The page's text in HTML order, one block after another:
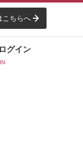
こちらへ
ログイン